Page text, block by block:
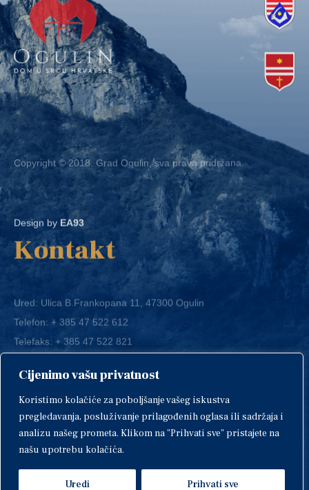
Cijenimo vašu privatnost
Koristimo kolačiće za poboljšanje vašeg iskustva
pregledavanja, posluživanje prilagođenih oglasa ili sadržaja i
analizu našeg prometa. Klikom na "Prihvati sve" pristajete na
našu upotrebu kolačića.
Uredi Prihvati sve
Copyright © 2018. Grad Ogulin, sva prava pridržana.
Design by EA93
Kontakt
Ured: Ulica B.Frankopana 11, 47300 Ogulin
Telefon:+ 385 47 522 612
Telefaks:+ 385 47 522 821
E-mail:grad-ogulin@ogulin.hr
IBAN: HR1424020061829700009